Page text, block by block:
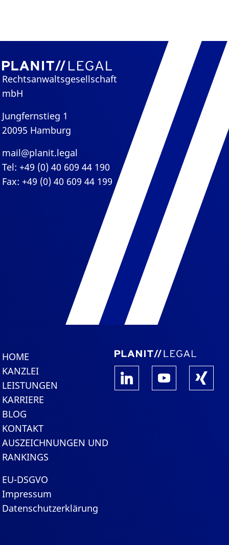
Rechtsanwaltsgesellschaft
mbH
Jungfernstieg 1
20095 Hamburg
mail@planit.legal
Tel: +49 (0) 40 609 44 190
Fax: +49 (0) 40 609 44 199
HOME
KANZLEI
LEISTUNGEN
KARRIERE
BLOG
KONTAKT
AUSZEICHNUNGEN UND
RANKINGS
EU-DSGVO
Impressum
Datenschutzerklärung